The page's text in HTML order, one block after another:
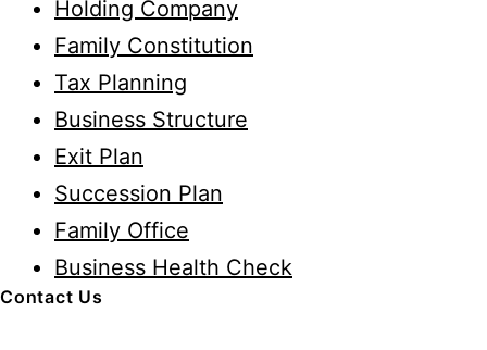
Holding Company
Family Constitution
Tax Planning
Business Structure
Exit Plan
Succession Plan
Family Office
Business Health Check
Contact Us